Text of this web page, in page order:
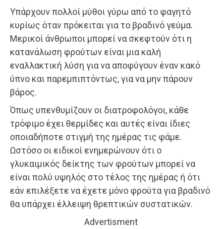
Υπάρχουν πολλοί μύθοι γύρω από το φαγητό
κυρίως όταν πρόκειται για το βραδινό γεύμα.
Μερικοί άνθρωποι μπορεί να σκεφτούν ότι η
κατανάλωση φρούτων είναι μια καλή
εναλλακτική λύση για να αποφύγουν έναν κακό
ύπνο και παρεμπιπτόντως, για να μην πάρουν
βάρος.
Όπως υπενθυμίζουν οι διατροφολόγοι, κάθε
τρόφιμο έχει θερμίδες και αυτές είναι ίδιες
οποιαδήποτε στιγμή της ημέρας τις φάμε.
Ωστόσο οι ειδικοί ενημερώνουν ότι ο
γλυκαιμικός δείκτης των φρούτων μπορεί να
είναι πολύ υψηλός στο τέλος της ημέρας ή ότι
εάν επιλέξετε να έχετε μόνο φρούτα για βραδινό
θα υπάρχει έλλειψη θρεπτικών συστατικών.
Advertisment